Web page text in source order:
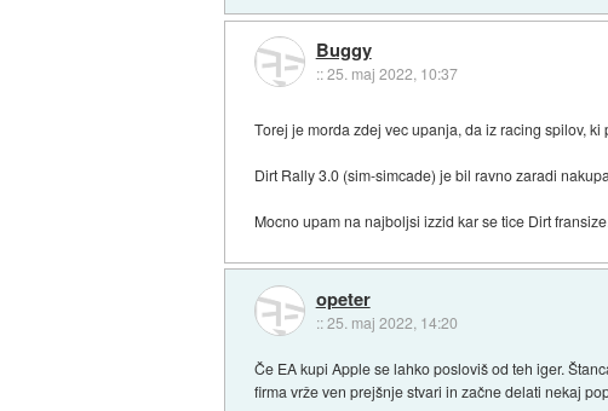
Buggy
::25. maj 2022, 10:37
Torej je morda zdej vec upanja, da iz racing spilov,
Dirt Rally 3.0 (sim-simcade) je bil ravno zaradi
Mocno upam na najboljsi izzid kar se tice Dirt
opeter
::25. maj 2022, 14:20
Če EA kupi Apple se lahko posloviš od teh iger.
firma vrže ven prejšnje stvari in začne delati nekaj